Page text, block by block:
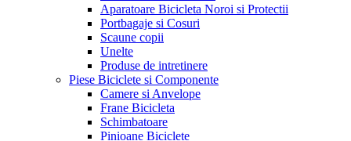
Aparatoare Bicicleta Noroi si Protectii
Portbagaje si Cosuri
Scaune copii
Unelte
Produse de intretinere
Piese Biciclete si Componente
Camere si Anvelope
Frane Bicicleta
Schimbatoare
Pinioane Biciclete